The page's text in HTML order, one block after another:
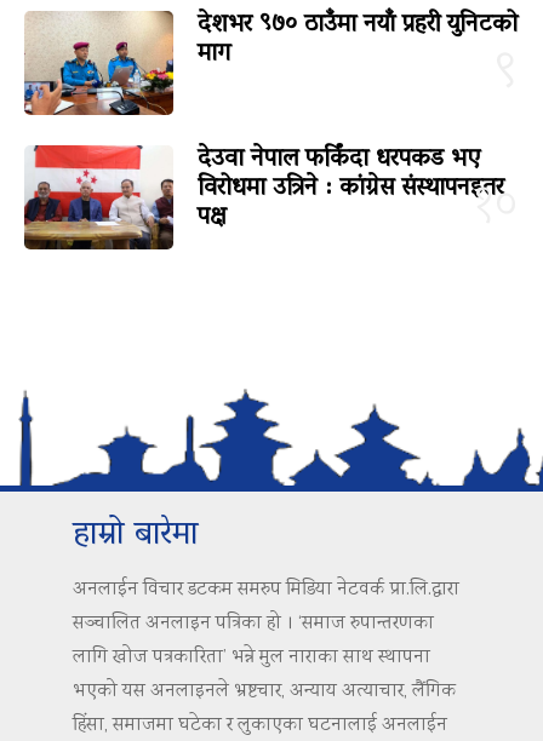
देशभर ९७० ठाउँमा नयाँ प्रहरी युनिटको
माग
१०
देउवा नेपाल फर्किंदा धरपकड भए
विरोधमा उत्रिने : कांग्रेस संस्थापनइतर
पक्ष
हाम्रो बारेमा
अनलाईन विचार डटकम समरुप मिडिया नेटवर्क प्रा.लि.द्वारा
सञ्चालित अनलाइन पत्रिका हो । ‘समाज रुपान्तरणका
लागि खोज पत्रकारिता’ भन्ने मुल नाराका साथ स्थापना
भएको यस अनलाइनले भ्रष्टचार, अन्याय अत्याचार, लैंगिक
हिंसा, समाजमा घटेका र लुकाएका घटनालाई अनलाईन